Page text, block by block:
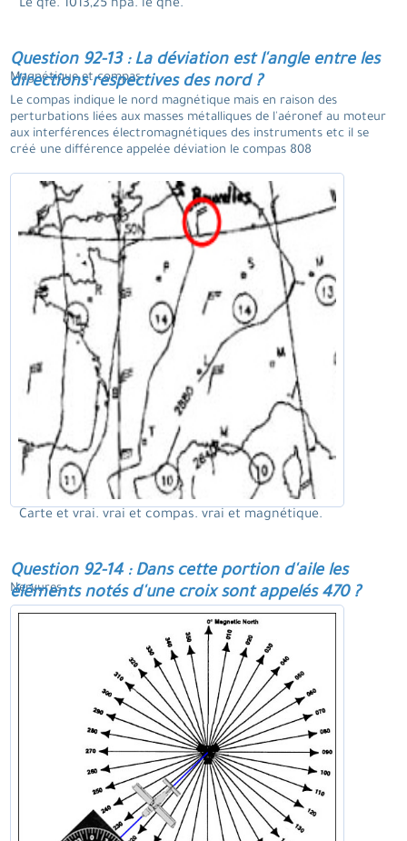
Le qfe. 1013,25 hpa. le qne.
Question 92-13 : La déviation est l'angle entre les
directions respectives des nord ?
Magnétique et compas.
Le compas indique le nord magnétique mais en raison des
perturbations liées aux masses métalliques de l'aéronef au moteur
aux interférences électromagnétiques des instruments etc il se
créé une différence appelée déviation le compas 808
Carte et vrai. vrai et compas. vrai et magnétique.
Question 92-14 : Dans cette portion d'aile les
éléments notés d'une croix sont appelés 470 ?
Nervures.